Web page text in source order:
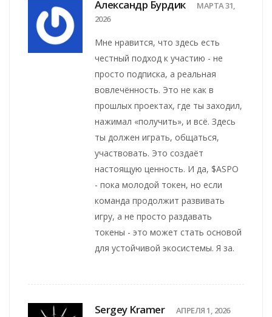
Александр Бурдик
МАРТА 31,
2026
Мне нравится, что здесь есть
честный подход к участию - не
просто подписка, а реальная
вовлечённость. Это не как в
прошлых проектах, где ты заходил,
нажимал «получить», и всё. Здесь
ты должен играть, общаться,
участвовать. Это создаёт
настоящую ценность. И да, $ASPO
- пока молодой токен, но если
команда продолжит развивать
игру, а не просто раздавать
токены - это может стать основой
для устойчивой экосистемы. Я за.
Sergey Kramer АПРЕЛЯ 1, 2026